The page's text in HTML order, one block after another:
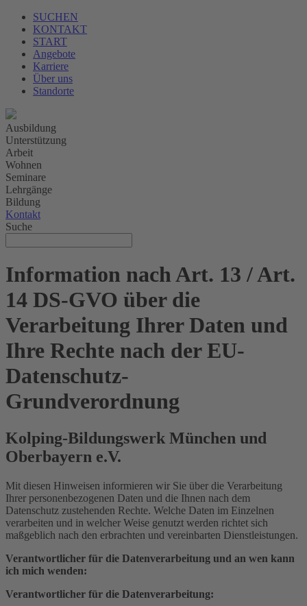
SUCHEN
KONTAKT
START
Angebote
Karriere
Über uns
Standorte
Ausbildung
Unterstützung
Arbeit
Wohnen
Seminare
Lehrgänge
Bildung
Kontakt
Suche
Information nach Art. 13 / Art.
14 DS-GVO über die
Verarbeitung Ihrer Daten und
Ihre Rechte nach der EU-
Datenschutz-
Grundverordnung
Kolping-Bildungswerk München und
Oberbayern e.V.
Mit diesen Hinweisen informieren wir Sie über die Verarbeitung
Ihrer personenbezogenen Daten und die Ihnen nach dem
Datenschutz zustehenden Rechte. Welche Daten im Einzelnen
verarbeiten und in welcher Weise genutzt werden richtet sich
maßgeblich nach den erbrachten und vereinbarten Dienstleistungen.
Verantwortlicher für die Datenverarbeitung und an wen kann
ich mich wenden:
Verantwortlicher für die Datenverarbeitung: